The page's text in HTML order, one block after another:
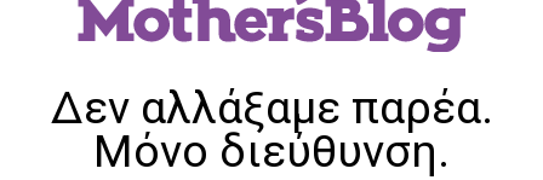
Δεν αλλάξαμε παρέα.
Μόνο διεύθυνση.